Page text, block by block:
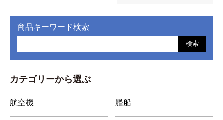
商品キーワード検索
検索
カテゴリーから選ぶ
航空機 艦船